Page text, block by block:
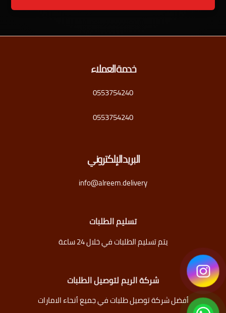
خدمة العملاء
0553754240
0553754240
البريد الإلكتروني
info@alreem.delivery
تسليم الطلبات
يتم تسليم الطلبات في خلال 24 ساعة
شركة الريم لتوصيل الطلبات
أفضل شركة توصيل طلبات في جميع أنحاء الامارات